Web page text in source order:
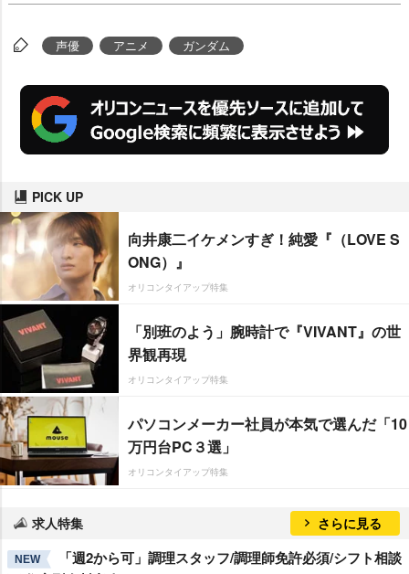
声優 アニメ ガンダム
PICK UP
向井康二イケメンすぎ！純愛『（LOVE S
ONG）』
オリコンタイアップ特集
「別班のよう」腕時計で『VIVANT』の世
界観再現
オリコンタイアップ特集
パソコンメーカー社員が本気で選んだ「10
万円台PC３選」
オリコンタイアップ特集
求人特集 さらに見る
NEW
「週2から可」調理スタッフ/調理師免許必須/シフト相談